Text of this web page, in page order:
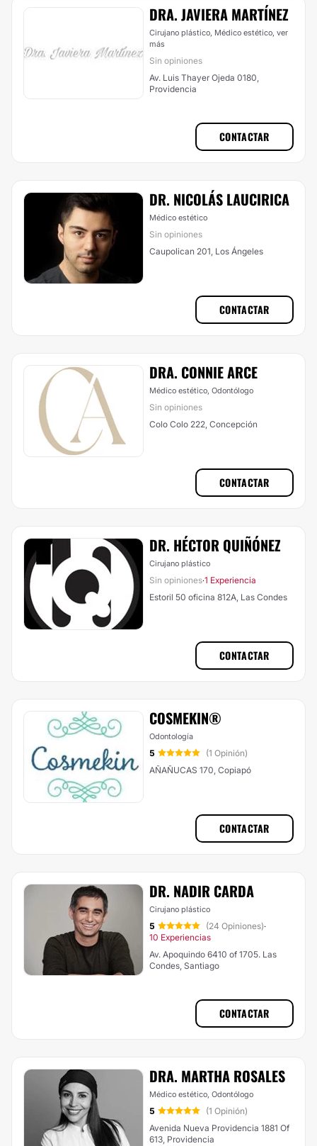
DRA. JAVIERA MARTÍNEZ
Cirujano plástico, Médico estético, ver
más
Sin opiniones
Av. Luis Thayer Ojeda 0180,
Providencia
CONTACTAR
DR. NICOLÁS LAUCIRICA
Médico estético
Sin opiniones
Caupolican 201, Los Ángeles
CONTACTAR
DRA. CONNIE ARCE
Médico estético, Odontólogo
Sin opiniones
Colo Colo 222, Concepción
CONTACTAR
DR. HÉCTOR QUIÑÓNEZ
Cirujano plástico
Sin opiniones·1 Experiencia
Estoril 50 oficina 812A, Las Condes
CONTACTAR
COSMEKIN®
Odontología
5
(1 Opinión)
AÑAÑUCAS 170, Copiapó
CONTACTAR
DR. NADIR CARDA
Cirujano plástico
5 (24 Opiniones)·
10 Experiencias
Av. Apoquindo 6410 of 1705. Las
Condes, Santiago
CONTACTAR
DRA. MARTHA ROSALES
Médico estético, Odontólogo
5
(1 Opinión)
Avenida Nueva Providencia 1881 Of
613, Providencia